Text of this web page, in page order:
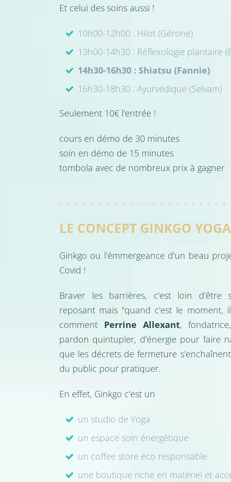
Et celui des soins aussi !
10h00-12h00 : Hilot (Gérone)
13h00-14h30 : Réflexologie plantaire
14h30-16h30 : Shiatsu (Fannie)
16h30-18h30 : Ayurvédique (Selvam)
Seulement 10€ l'entrée !
cours en démo de 30 minutes
soin en démo de 15 minutes
tombola avec de nombreux prix à gagner
LE CONCEPT GINKGO
Ginkgo ou l'émmergeance d'un beau
Covid !
Braver les barrières, c'est loin d'être
reposant mais "quand c'est le moment,
comment Perrine Allexant,
pardon quintupler, d'énergie pour faire
que les décrets de fermeture
du public pour pratiquer.
En effet, Ginkgo c'est un
un studio de Yoga
un espace soin énergétique
un coffee store éco responsable
une boutique riche en matériel et